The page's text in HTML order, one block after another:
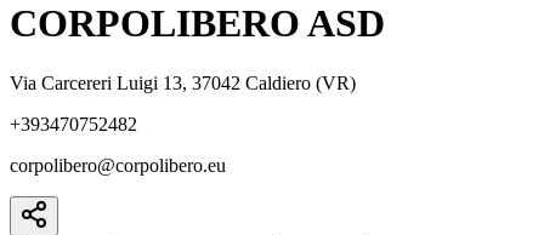
CORPOLIBERO ASD
Via Carcereri Luigi 13, 37042 Caldiero (VR)
+393470752482
corpolibero@corpolibero.eu